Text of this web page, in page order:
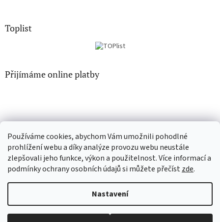
Používáme cookies, abychom Vám umožnili pohodlné
prohlížení webu a díky analýze provozu webu neustále
zlepšovali jeho funkce, výkon a použitelnost. Více informací a
podmínky ochrany osobních údajů si můžete přečístzde.
Nastavení
Toplist
Přijímáme online platby
EN-filmy.cz CD-Soundtrack.cz
Vytvořil Shoptet
Copyright 2026CD-hudba.cz. Všechna práva vyhrazena.Upravit